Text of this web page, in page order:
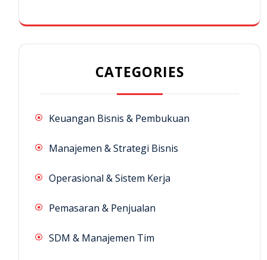
CATEGORIES
Keuangan Bisnis & Pembukuan
Manajemen & Strategi Bisnis
Operasional & Sistem Kerja
Pemasaran & Penjualan
SDM & Manajemen Tim